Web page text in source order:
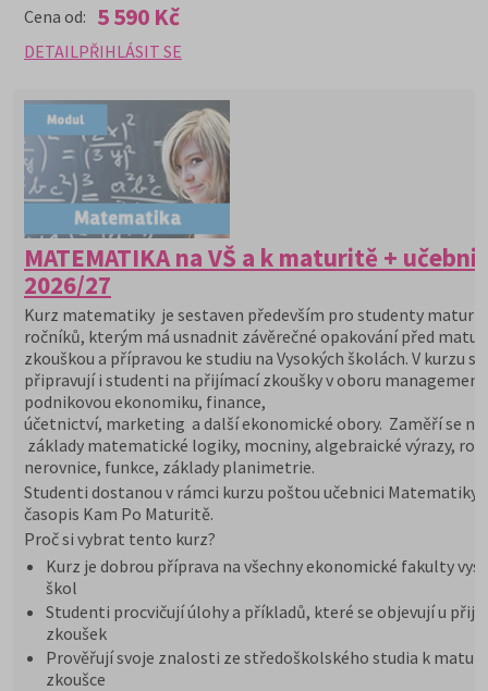
Cena od: 5 590 Kč
DETAIL PŘIHLÁSIT SE
MATEMATIKA na VŠ a k maturitě +
2026/27
Kurz matematiky je sestaven především pro studenty
ročníků, kterým má usnadnit závěrečné opakování před
zkouškou a přípravou ke studiu na Vysokých školách. V kurzu se
připravují i studenti na přijímací zkoušky v oboru
podnikovou ekonomiku, finance,
účetnictví, marketing a další ekonomické obory. Zaměří se na
základy matematické logiky, mocniny, algebraické výrazy,
nerovnice, funkce, základy planimetrie.
Studenti dostanou v rámci kurzu poštou učebnici Matematiky
časopis Kam Po Maturitě.
Proč si vybrat tento kurz?
Kurz je dobrou příprava na všechny ekonomické fakulty
škol
Studenti procvičují úlohy a příkladů, které se objevují u
zkoušek
Prověřují svoje znalosti ze středoškolského studia k
zkoušce